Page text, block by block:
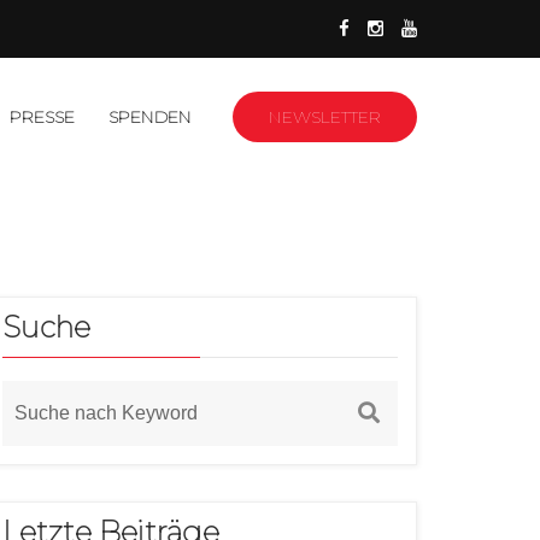
PRESSE SPENDEN NEWSLETTER
Suche
Letzte Beiträge